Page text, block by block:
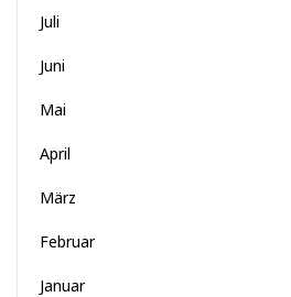
Juli
Juni
Mai
April
März
Februar
Januar